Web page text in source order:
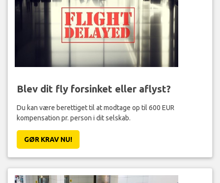
Blev dit fly forsinket eller aflyst?
Du kan være berettiget til at modtage op til 600 EUR
kompensation pr. person i dit selskab.
GØR KRAV NU!